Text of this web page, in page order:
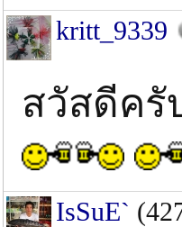
kritt_9339
สวัสดีค
IsSuE`